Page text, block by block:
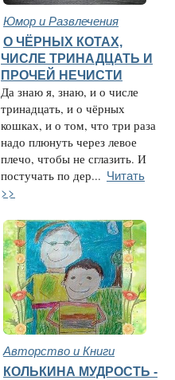
Юмор и Развлечения
О ЧЁРНЫХ КОТАХ,
ЧИСЛЕ ТРИНАДЦАТЬ И
ПРОЧЕЙ НЕЧИСТИ
Да знаю я, знаю, и о числе
тринадцать, и о чёрных
кошках, и о том, что три раза
надо плюнуть через левое
плечо, чтобы не сглазить. И
постучать по дер... Читать
>>
Авторство и Книги
КОЛЬКИНА МУДРОСТЬ -